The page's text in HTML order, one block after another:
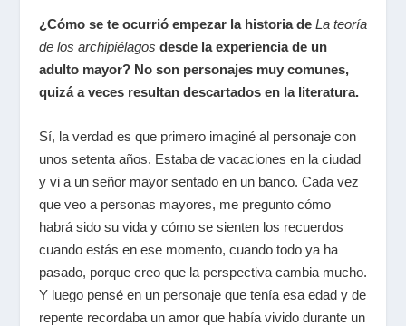
¿Cómo se te ocurrió empezar la historia de La teoría
de los archipiélagos desde la experiencia de un
adulto mayor? No son personajes muy comunes,
quizá a veces resultan descartados en la literatura.
Sí, la verdad es que primero imaginé al personaje con
unos setenta años. Estaba de vacaciones en la ciudad
y vi a un señor mayor sentado en un banco. Cada vez
que veo a personas mayores, me pregunto cómo
habrá sido su vida y cómo se sienten los recuerdos
cuando estás en ese momento, cuando todo ya ha
pasado, porque creo que la perspectiva cambia mucho.
Y luego pensé en un personaje que tenía esa edad y de
repente recordaba un amor que había vivido durante un